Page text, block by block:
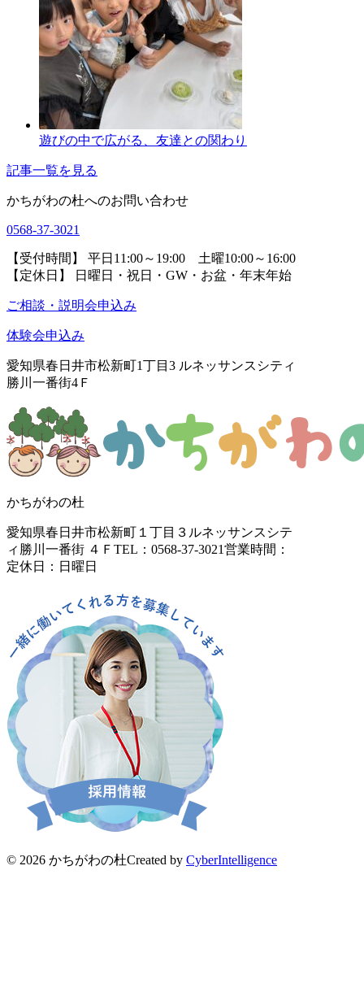
遊びの中で広がる、友達との関わり
記事一覧を見る
かちがわの杜へのお問い合わせ
0568-37-3021
【受付時間】 平日11:00～19:00 土曜10:00～16:00
【定休日】 日曜日・祝日・GW・お盆・年末年始
ご相談・説明会申込み
体験会申込み
愛知県春日井市松新町1丁目3 ルネッサンスシティ
勝川一番街4Ｆ
かちがわの杜
愛知県春日井市松新町１丁目３ ルネッサンスシテ
ィ勝川一番街 ４Ｆ TEL：0568-37-3021営業時間：
定休日：日曜日
© 2026 かちがわの杜Created by CyberIntelligence